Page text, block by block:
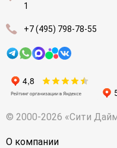
1
+7 (495) 798-78-55
© 2000-2026 «Сити
О компании